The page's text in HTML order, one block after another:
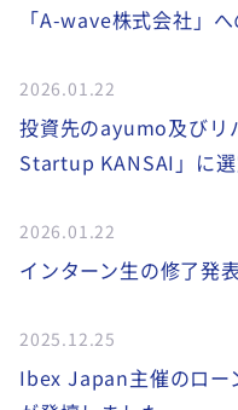
「A-wave株式会社」
2026.01.22
投資先のayumo及びリ
Startup KANSAI」に
2026.01.22
インターン生の修了発
2025.12.25
Ibex Japan主催のロー